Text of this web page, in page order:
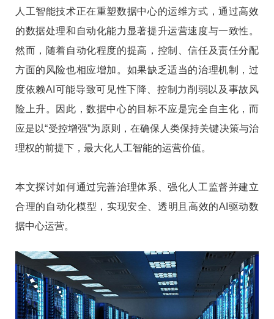
人工智能技术正在重塑数据中心的运维方式，通过高效
的数据处理和自动化能力显著提升运营速度与一致性。
然而，随着自动化程度的提高，控制、信任及责任分配
方面的风险也相应增加。如果缺乏适当的治理机制，过
度依赖AI可能导致可见性下降、控制力削弱以及事故风
险上升。因此，数据中心的目标不应是完全自主化，而
应是以“受控增强”为原则，在确保人类保持关键决策与治
理权的前提下，最大化人工智能的运营价值。
本文探讨如何通过完善治理体系、强化人工监督并建立
合理的自动化模型，实现安全、透明且高效的AI驱动数
据中心运营。